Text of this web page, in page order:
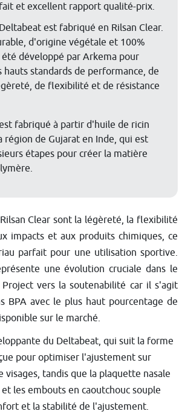
et excellent rapport qualité-prix.
est fabriqué en Rilsan Clear.
d'origine végétale et 100%
développé par Arkema pour
hauts standards de performance, de
de flexibilité et de résistance
fabriqué à partir d'huile de ricin
région de Gujarat en Inde, qui est
étapes pour créer la matière
Clear sont la légèreté, la flexibilité
impacts et aux produits chimiques, ce
parfait pour une utilisation sportive.
une évolution cruciale dans le
Project vers la soutenabilité car il s'agit
BPA avec le plus haut pourcentage de
sur le marché.
du Deltabeat, qui suit la forme
pour optimiser l'ajustement sur
tandis que la plaquette nasale
les embouts en caoutchouc souple
et la stabilité de l'ajustement.